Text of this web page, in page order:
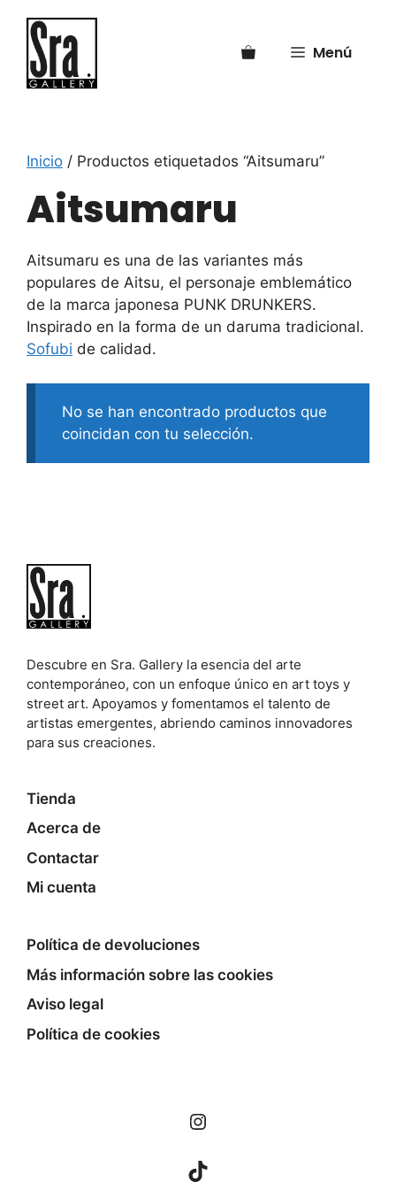
contenido
Menú
Inicio / Productos etiquetados “Aitsumaru”
Aitsumaru
Aitsumaru es una de las variantes más
populares de Aitsu, el personaje emblemático
de la marca japonesa PUNK DRUNKERS.
Inspirado en la forma de un daruma tradicional.
Sofubi de calidad.
No se han encontrado productos que
coincidan con tu selección.
Descubre en Sra. Gallery la esencia del arte
contemporáneo, con un enfoque único en art toys y
street art. Apoyamos y fomentamos el talento de
artistas emergentes, abriendo caminos innovadores
para sus creaciones.
Tienda
Acerca de
Contactar
Mi cuenta
Política de devoluciones
Más información sobre las cookies
Aviso legal
Política de cookies
Instagram
TikTok